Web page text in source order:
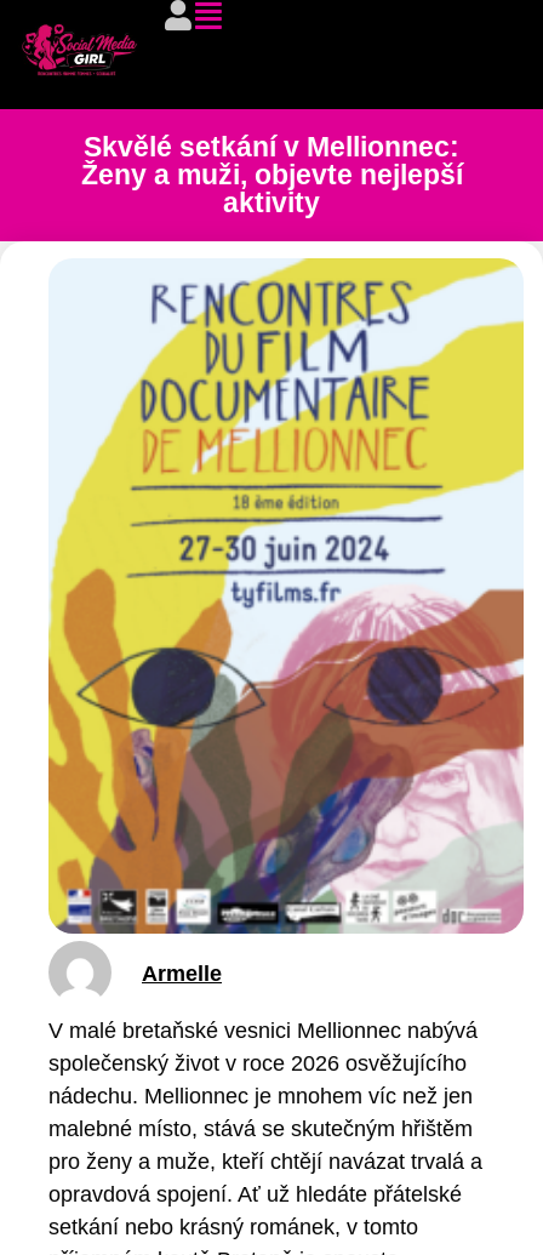
Skvělé setkání v Mellionnec:
Ženy a muži, objevte nejlepší
aktivity
Armelle
V malé bretaňské vesnici Mellionnec nabývá
společenský život v roce 2026 osvěžujícího
nádechu. Mellionnec je mnohem víc než jen
malebné místo, stává se skutečným hřištěm
pro ženy a muže, kteří chtějí navázat trvalá a
opravdová spojení. Ať už hledáte přátelské
setkání nebo krásný románek, v tomto